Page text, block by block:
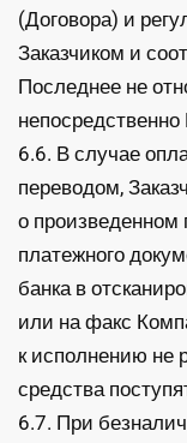
(Договора) и
Заказчиком и
Последнее не
6.6. В случае
переводом,
о произведенном
платежного
банка в
или на факс
к исполнению не
средства
6.7. При